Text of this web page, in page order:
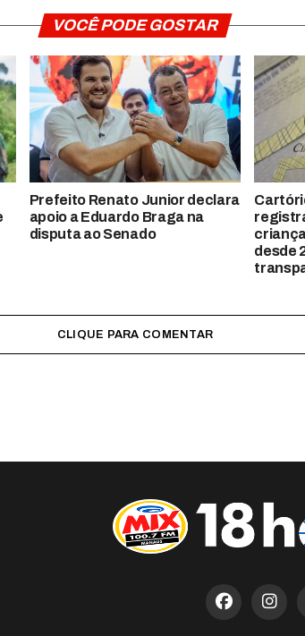
VOCÊ PODE GOSTAR
Prefeito Renato Junior declara
apoio a Eduardo Braga na
disputa ao Senado
desde
CLIQUE PARA COMENTAR